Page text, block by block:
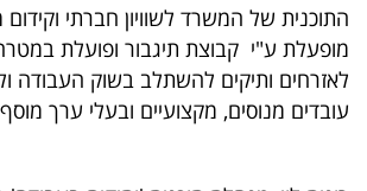
המילון
הכלכלי
פודקאסט
התוכנית של המשרד לשוויון חברתי
מופעלת ע"י קבוצת תיגבור ופועלת
לאזרחים ותיקים להשתלב בשוק העבודה
עובדים מנוסים, מקצועיים ובעלי ערך מוסף